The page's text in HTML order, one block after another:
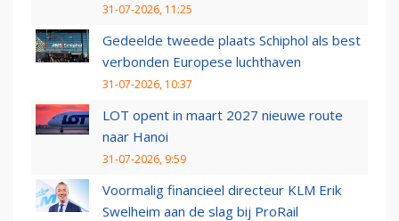
31-07-2026, 11:25
Gedeelde tweede plaats Schiphol als best
verbonden Europese luchthaven
31-07-2026, 10:37
LOT opent in maart 2027 nieuwe route
naar Hanoi
31-07-2026, 9:59
Voormalig financieel directeur KLM Erik
Swelheim aan de slag bij ProRail